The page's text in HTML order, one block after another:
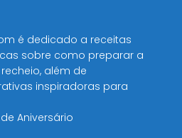
é dedicado a receitas
sobre como preparar a
além de
inspiradoras para
Aniversário